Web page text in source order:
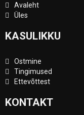
Avaleht
Üles
KASULIKKU
Ostmine
Tingimused
Ettevõttest
KONTAKT